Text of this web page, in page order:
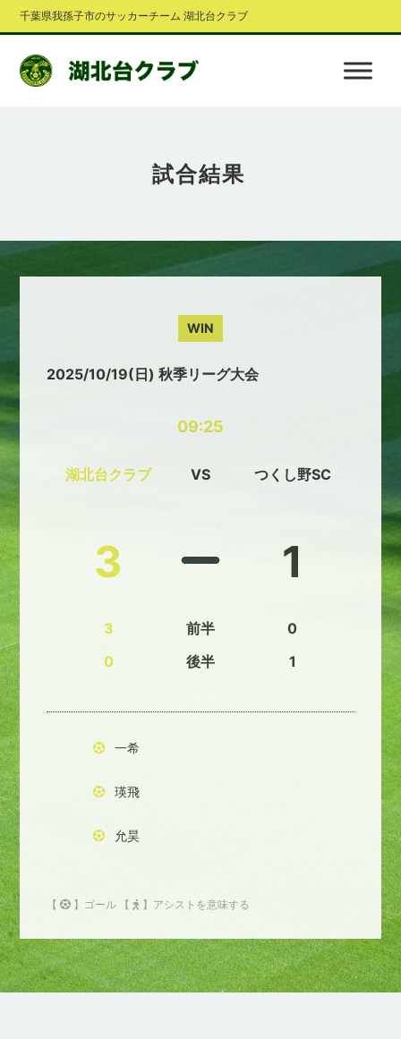
千葉県我孫子市のサッカーチーム 湖北台クラブ
試合結果
WIN
2025/10/19(日) 秋季リーグ大会
09:25
湖北台クラブ
3
3
0
VS
前半
後半
つくし野SC
1
0
1
一希
瑛飛
允昊
【 】ゴール 【 】アシストを意味する